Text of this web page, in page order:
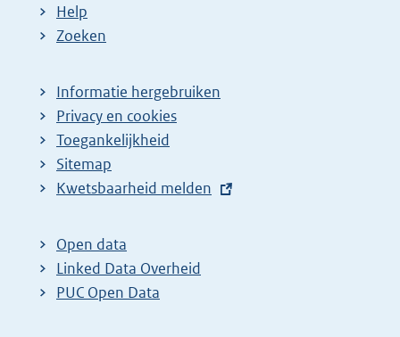
Help
Zoeken
Informatie hergebruiken
Privacy en cookies
Toegankelijkheid
Sitemap
E
t
e
r
Kwetsbaarheid melden
Open data
Linked Data Overheid
PUC Open Data